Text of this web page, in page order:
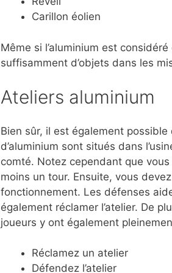
Carillon éolien
Même si l’aluminium est
suffisamment d’objets dans les
Ateliers aluminium
Bien sûr, il est également possible
d’aluminium sont situés dans
comté. Notez cependant que
moins un tour. Ensuite, vous
fonctionnement. Les défenses
également réclamer l’atelier. De
joueurs y ont également
Réclamez un atelier
Défendez l’atelier